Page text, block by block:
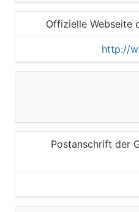
Offizielle Webseite
http://
Postanschrift der